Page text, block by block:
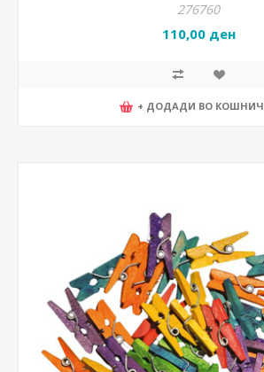
276760
110,00 ден
+ ДОДАДИ ВО